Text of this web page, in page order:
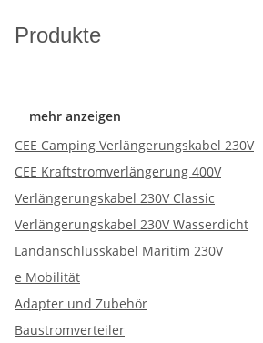
Produkte
mehr anzeigen
CEE Camping Verlängerungskabel 230V
CEE Kraftstromverlängerung 400V
Verlängerungskabel 230V Classic
Verlängerungskabel 230V Wasserdicht
Landanschlusskabel Maritim 230V
e Mobilität
Adapter und Zubehör
Baustromverteiler